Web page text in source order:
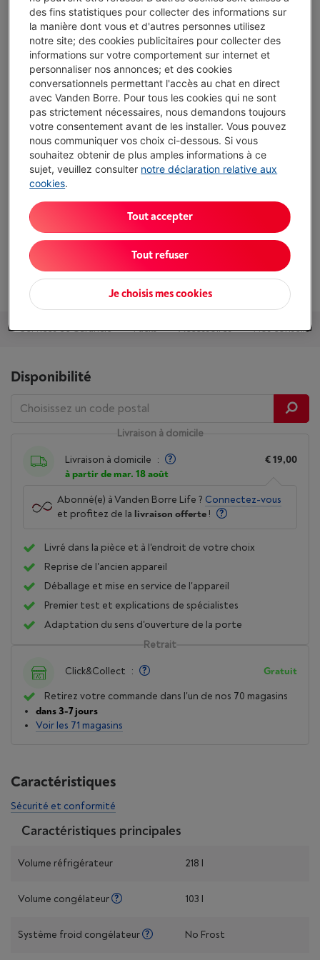
€ 14,99/ mois
abonnement
Ce produit serait couvert15 ansaprès votre achat.
Plus d'infos
Atouts
Classe A + 34 dB : appareil économe et très silencieux,
adapté aux cuisines ouvertes.
BioFresh + DuoCooling : aliments frais plus longtemps et
pas de mélange d’odeurs entre frigo et congélateur.
NoFrost congélateur : plus de dégivrage manuel,
rangement plus pratique des surgelés.
Hauteur 185,5 cm : prévoir un espace suffisant en hauteur,
moins adapté sous un meuble bas.
Afficher toutes les caractéristiques
Services et Garantie Packs Accessoires Nos conseils
Disponibilité
Livraison à domicile
Livraison à domicile :
à partir de mar. 18 août
€ 19,00
Abonné(e) à Vanden Borre Life ? Connectez-vous
et profitez de la livraison offerte !
Livré dans la pièce et à l'endroit de votre choix
Reprise de l'ancien appareil
Déballage et mise en service de l'appareil
Premier test et explications de spécialistes
Adaptation du sens d'ouverture de la porte
Retrait
Click&Collect : Gratuit
Retirez votre commande dans l'un de nos 70 magasins
dans 3-7 jours
Voir les 71 magasins
Caractéristiques
Sécurité et conformité
Caractéristiques principales
Volume réfrigérateur 218 l
Volume congélateur 103 l
Système froid congélateur No Frost
des fins statistiques pour collecter des informations sur
la manière dont vous et d'autres personnes utilisez
notre site; des cookies publicitaires pour collecter des
informations sur votre comportement sur internet et
personnaliser nos annonces; et des cookies
conversationnels permettant l'accès au chat en direct
avec Vanden Borre. Pour tous les cookies qui ne sont
pas strictement nécessaires, nous demandons toujours
votre consentement avant de les installer. Vous pouvez
nous communiquer vos choix ci-dessous. Si vous
souhaitez obtenir de plus amples informations à ce
sujet, veuillez consulter notre déclaration relative aux
cookies.
Je choisis mes cookies
Tout refuser
Tout accepter